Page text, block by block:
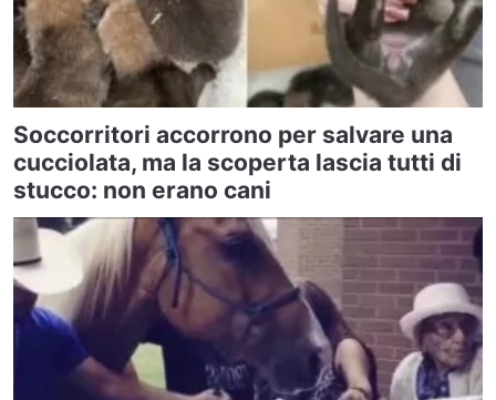
Soccorritori accorrono per salvare una
cucciolata, ma la scoperta lascia tutti di
stucco: non erano cani